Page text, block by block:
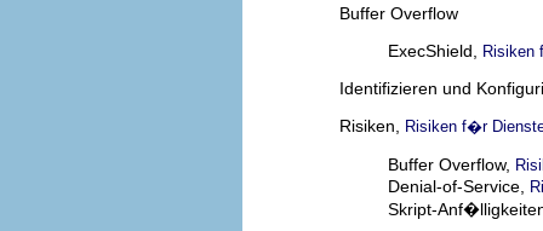
Buffer Overflow
ExecShield,
Risiken
Identifizieren und
Risiken,
Risiken f�r
Buffer Overflow,
Denial-of-Service,
Skript-